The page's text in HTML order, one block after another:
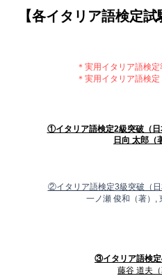
【各イタリア語検定
＊実用イタリア語検
＊実用イタリア語検
①イタリア語検定2級突破（
日向 太郎（
②イタリア語検定3級突破（
一ノ瀬 俊和（著）,
​③イタリア語検
藤谷 道夫（